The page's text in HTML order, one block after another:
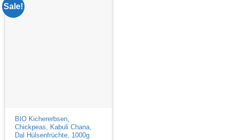
Sale!
BIO Kichererbsen,
Chickpeas, Kabuli Chana,
Dal Hülsenfrüchte, 1000g